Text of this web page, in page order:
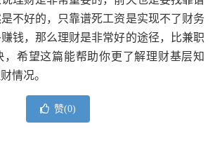
不好的，只靠谱死工资是实现不了财务
钱，那么理财是非常好的途径，比兼职
，希望这篇能帮助你更了解理财基层知
情况。
赞(0)